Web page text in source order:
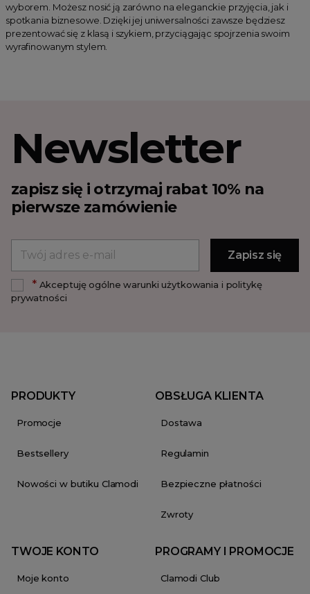
wyborem. Możesz nosić ją zarówno na eleganckie przyjęcia, jak i
spotkania biznesowe. Dzięki jej uniwersalności zawsze będziesz
prezentować się z klasą i szykiem, przyciągając spojrzenia swoim
wyrafinowanym stylem.
Newsletter
zapisz się i otrzymaj rabat 10% na
pierwsze zamówienie
*Akceptuję ogólne warunki użytkowania i politykę
prywatności
PRODUKTY
Promocje
Bestsellery
Nowości w butiku Clamodi
OBSŁUGA KLIENTA
Dostawa
Regulamin
Bezpieczne płatności
Zwroty
TWOJE KONTO
Moje konto
PROGRAMY I PROMOCJE
Clamodi Club